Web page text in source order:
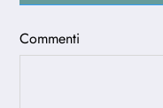
Commenti